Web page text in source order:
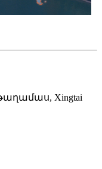
թաղամաս, Xingtai